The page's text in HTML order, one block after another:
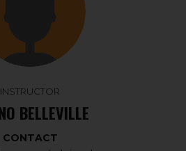
INSTRUCTOR
BELLEVILLE
CONTACT